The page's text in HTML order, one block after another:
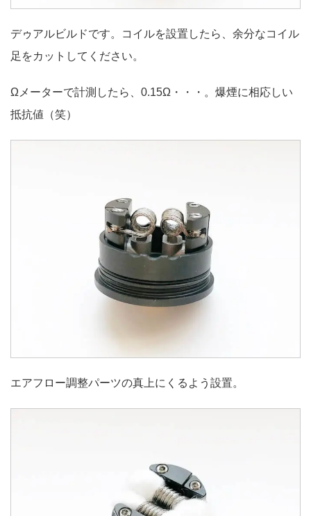
デゥアルビルドです。コイルを設置したら、余分なコイル
足をカットしてください。
Ωメーターで計測したら、0.15Ω・・・。爆煙に相応しい
抵抗値（笑）
エアフロー調整パーツの真上にくるよう設置。